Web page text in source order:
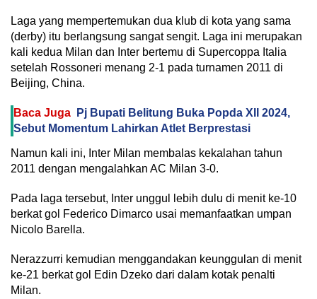
Laga yang mempertemukan dua klub di kota yang sama
(derby) itu berlangsung sangat sengit. Laga ini merupakan
kali kedua Milan dan Inter bertemu di Supercoppa Italia
setelah Rossoneri menang 2-1 pada turnamen 2011 di
Beijing, China.
Baca Juga
Pj Bupati Belitung Buka Popda XII 2024,
Sebut Momentum Lahirkan Atlet Berprestasi
Namun kali ini, Inter Milan membalas kekalahan tahun
2011 dengan mengalahkan AC Milan 3-0.
Pada laga tersebut, Inter unggul lebih dulu di menit ke-10
berkat gol Federico Dimarco usai memanfaatkan umpan
Nicolo Barella.
Nerazzurri kemudian menggandakan keunggulan di menit
ke-21 berkat gol Edin Dzeko dari dalam kotak penalti
Milan.